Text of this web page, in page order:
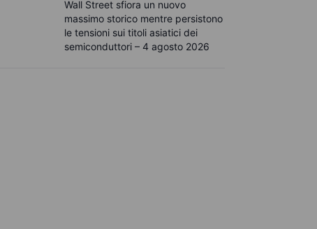
Wall Street sfiora un nuovo
massimo storico mentre persistono
le tensioni sui titoli asiatici dei
semiconduttori – 4 agosto 2026